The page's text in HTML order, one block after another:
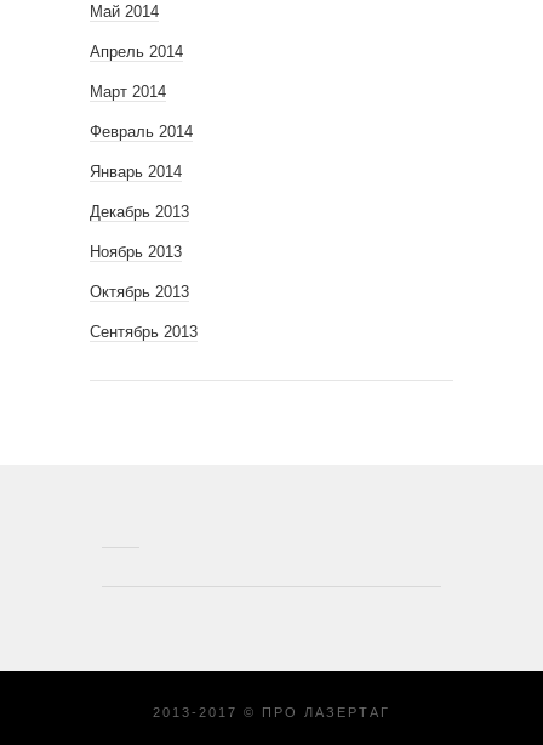
Май 2014
Апрель 2014
Март 2014
Февраль 2014
Январь 2014
Декабрь 2013
Ноябрь 2013
Октябрь 2013
Сентябрь 2013
2013-2017 © ПРО ЛАЗЕРТАГ